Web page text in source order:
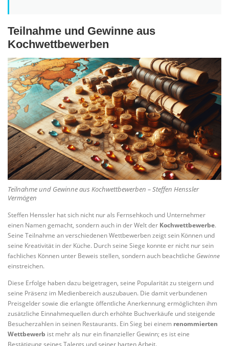
Teilnahme und Gewinne aus
Kochwettbewerben
Teilnahme und Gewinne aus Kochwettbewerben – Steffen Henssler
Vermögen
Steffen Henssler hat sich nicht nur als Fernsehkoch und Unternehmer
einen Namen gemacht, sondern auch in der Welt der Kochwettbewerbe.
Seine Teilnahme an verschiedenen Wettbewerben zeigt sein Können und
seine Kreativität in der Küche. Durch seine Siege konnte er nicht nur sein
fachliches Können unter Beweis stellen, sondern auch beachtliche Gewinne
einstreichen.
Diese Erfolge haben dazu beigetragen, seine Popularität zu steigern und
seine Präsenz im Medienbereich auszubauen. Die damit verbundenen
Preisgelder sowie die erlangte öffentliche Anerkennung ermöglichten ihm
zusätzliche Einnahmequellen durch erhöhte Buchverkäufe und steigende
Besucherzahlen in seinen Restaurants. Ein Sieg bei einem renommierten
Wettbewerb ist mehr als nur ein finanzieller Gewinn; es ist eine